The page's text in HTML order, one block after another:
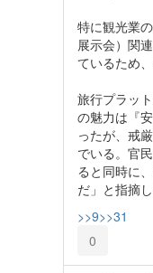
特に観光業
展示会）関
ているため
旅行プラッ
の魅力は『
ったが、戒
でいる。官
ると同時に
だ」と指摘し
>>9>>31
0